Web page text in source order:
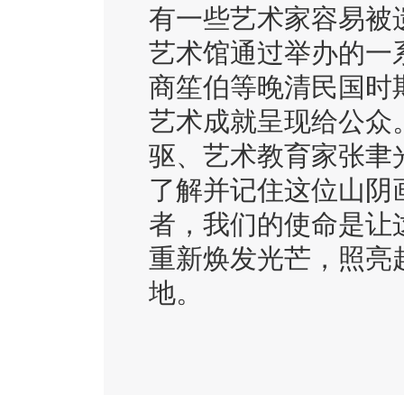
有一些艺术家容易被
艺术馆通过举办的一
商笙伯等晚清民国时
艺术成就呈现给公众
驱、艺术教育家张聿
了解并记住这位山
者，我们的使命是让
重新焕发光芒，照亮
地。